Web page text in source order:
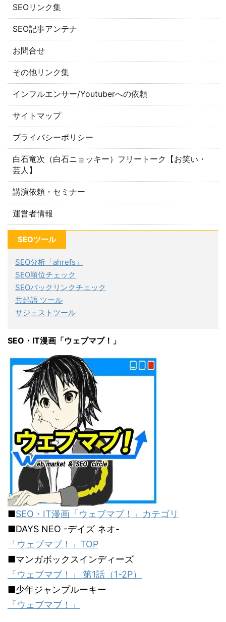
SEOリンク集
SEO記事アンテナ
お問合せ
その他リンク集
インフルエンサー/Youtuberへの依頼
サイトマップ
プライバシーポリシー
白石竜次（白石ニョッキー）フリートーク【お笑い・
芸人】
講演依頼・セミナー
運営者情報
SEOツール
SEO分析「ahrefs」
SEO順位チェック
SEOバックリンクチェック
共起語 ツール
サジェストツール
SEO・IT漫画「ウェブマブ！」
■SEO・IT漫画「ウェブマブ！」カテゴリ
■DAYS NEO -デイズ ネオ-
「ウェブマブ！」TOP
■マンガボックスインディーズ
「ウェブマブ！」 第1話（1-2P）
■少年ジャンプルーキー
「ウェブマブ！」